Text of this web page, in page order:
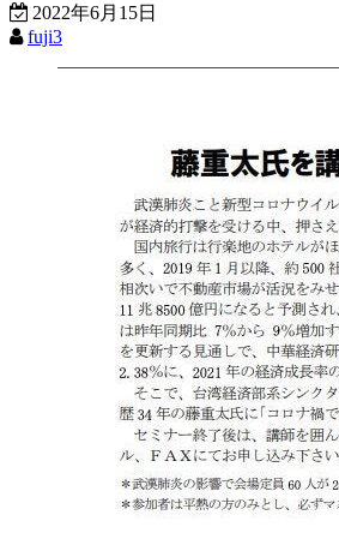
2022年6月15日
fuji3